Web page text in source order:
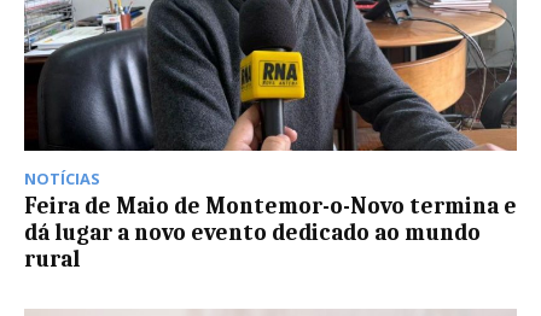
NOTÍCIAS
Feira de Maio de Montemor-o-Novo termina e
dá lugar a novo evento dedicado ao mundo
rural